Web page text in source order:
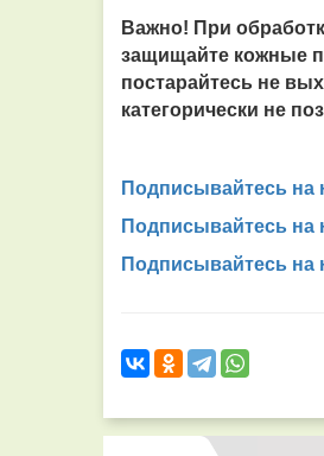
Важно! При
защищайте кожные
постарайтесь не
категорически не
Подписывайтесь на
Подписывайтесь на
Подписывайтесь на